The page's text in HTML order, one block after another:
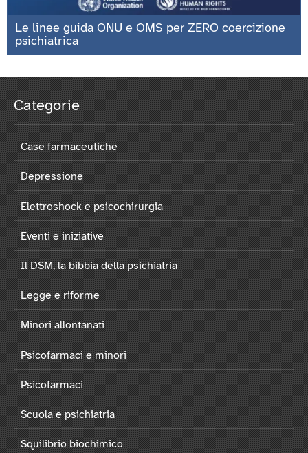
Le linee guida ONU e OMS per ZERO coercizione
psichiatrica
Categorie
Case farmaceutiche
Depressione
Elettroshock e psicochirurgia
Eventi e iniziative
Il DSM, la bibbia della psichiatria
Legge e riforme
Minori allontanati
Psicofarmaci e minori
Psicofarmaci
Scuola e psichiatria
Squilibrio biochimico